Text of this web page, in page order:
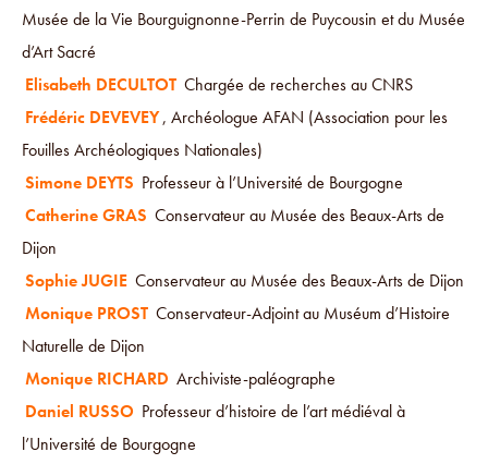
Musée de la Vie Bourguignonne-Perrin de Puycousin et du Musée
d’Art Sacré
Elisabeth DECULTOT Chargée de recherches au CNRS
Frédéric DEVEVEY, Archéologue AFAN (Association pour les
Fouilles Archéologiques Nationales)
Simone DEYTS Professeur à l’Université de Bourgogne
Catherine GRAS Conservateur au Musée des Beaux-Arts de
Dijon
Sophie JUGIE Conservateur au Musée des Beaux-Arts de Dijon
Monique PROST Conservateur-Adjoint au Muséum d’Histoire
Naturelle de Dijon
Monique RICHARD Archiviste-paléographe
Daniel RUSSO Professeur d’histoire de l’art médiéval à
l’Université de Bourgogne